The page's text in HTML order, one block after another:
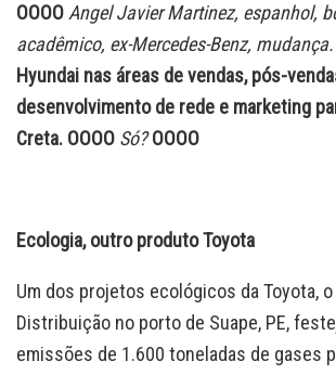
OOOO Angel Javier Martinez, espanhol,
acadêmico, ex-Mercedes-Benz, mudança.
Hyundai nas áreas de vendas, pós-
desenvolvimento de rede e marketing
Creta. OOOO Só? OOOO
Ecologia, outro produto Toyota
Um dos projetos ecológicos da Toyota,
Distribuição no porto de Suape, PE,
emissões de 1.600 toneladas de gases